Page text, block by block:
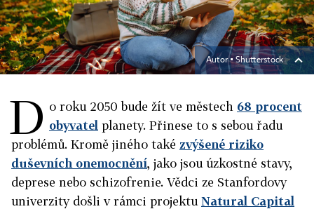
Autor ▪Shutterstock
D o roku 2050 bude žít ve městech 68 procent
obyvatel planety. Přinese to s sebou řadu
problémů. Kromě jiného také zvýšené riziko
duševních onemocnění, jako jsou úzkostné stavy,
deprese nebo schizofrenie. Vědci ze Stanfordovy
univerzity došli v rámci projektu Natural Capital